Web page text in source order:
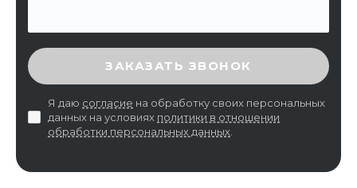
ВВЕДИТЕ ПРОВЕРОЧНЫЙ КОД
ЗАКАЗАТЬ ЗВОНОК
Я даю согласие на обработку своих персональных
данных на условиях политики в отношении
обработки персональных данных